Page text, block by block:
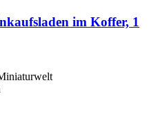
im Koffer, 1